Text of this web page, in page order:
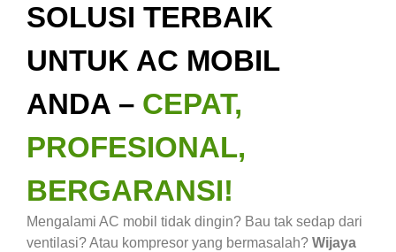
SOLUSI TERBAIK
UNTUK AC MOBIL
ANDA – CEPAT,
PROFESIONAL,
BERGARANSI!
Mengalami AC mobil tidak dingin? Bau tak sedap dari
ventilasi? Atau kompresor yang bermasalah? Wijaya